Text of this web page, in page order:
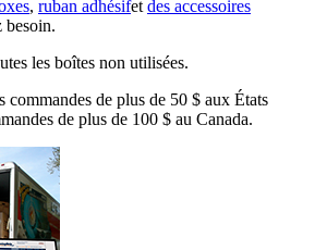
, ruban adhésifetdes accessoires
besoin.
les boîtes non utilisées.
commandes de plus de 50 $ aux États
de plus de 100 $ au Canada.